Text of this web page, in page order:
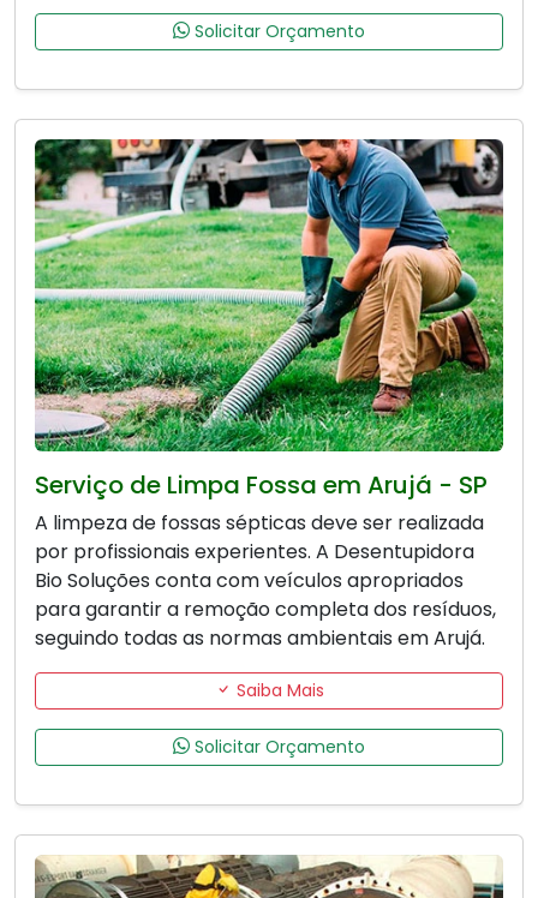
Solicitar Orçamento
Serviço de Limpa Fossa em Arujá - SP
A limpeza de fossas sépticas deve ser realizada
por profissionais experientes. A Desentupidora
Bio Soluções conta com veículos apropriados
para garantir a remoção completa dos resíduos,
seguindo todas as normas ambientais em Arujá.
Saiba Mais
Solicitar Orçamento